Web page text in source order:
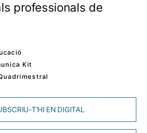
professionals de
Kit
T'HI EN DIGITAL